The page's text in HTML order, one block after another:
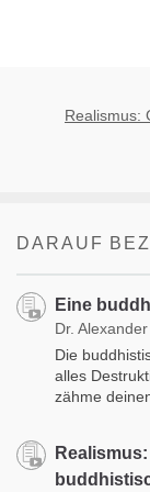
Realismus:
DARAUF
Eine
Dr.
Die
alles
zähme